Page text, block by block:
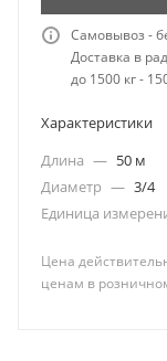
Самовывоз -
Доставка в
до 1500 кг -
Характеристики
Длина — 50 м
Диаметр — 3/4
Единица
Цена
ценам в